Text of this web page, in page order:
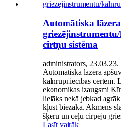
Automātiska
cirtņu sistēma
administrators, 23.03.23.
Automātiska lāzera
kalnrūpniecības cērtēm.
ekonomikas izaugsmi
lielāks nekā jebkad
kļūst biezāka. Akmens
šķēru un ceļu cirpēju
Lasīt vairāk